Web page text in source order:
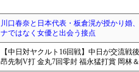
川口春奈と日本代表・板倉滉が授かり婚
ナではなく女優と出会う接点
【中日対ヤクルト16回戦】中日が交流戦
昂先制V打 金丸7回零封 福永猛打賞 岡林